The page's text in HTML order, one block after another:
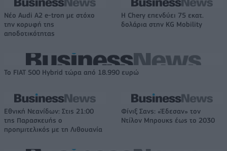
Νέο Audi A2 e-tron με στόχο
την κορυφή της
αποδοτικότητας
Η Chery επενδύει 75 εκατ.
δολάρια στην KG Mobility
Το FIAT 500 Hybrid τώρα από 18.990 ευρώ
Εθνική Νεανίδων: Στις 21:00
της Παρασκευής ο
προημιτελικός με τη Λιθουανία
Φίνιξ Σανς: «Έδεσαν» τον
Ντίλον Μπρουκς έως το 2030